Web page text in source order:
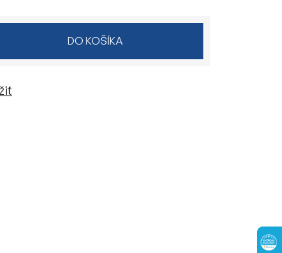
DO KOŠÍKA